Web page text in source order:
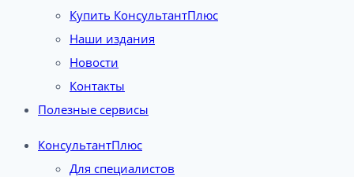
Купить КонсультантПлюс
Наши издания
Новости
Контакты
Полезные сервисы
КонсультантПлюс
Для специалистов